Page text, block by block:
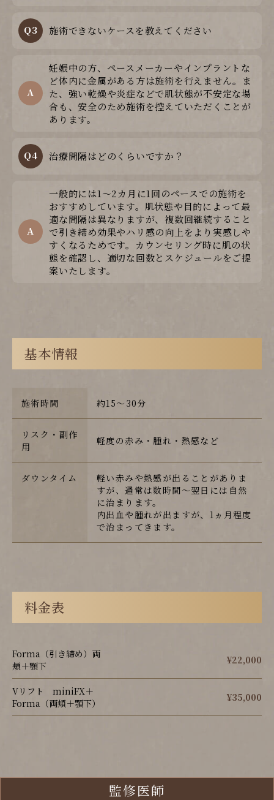
Q3 施術できないケースを教えてください
A
妊娠中の方、ペースメーカーやインプラントな
ど体内に金属がある方は施術を行えません。ま
た、強い乾燥や炎症などで肌状態が不安定な場
合も、安全のため施術を控えていただくことが
あります。
Q4 治療間隔はどのくらいですか？
A
一般的には1～2カ月に1回のペースでの施術を
おすすめしています。肌状態や目的によって最
適な間隔は異なりますが、複数回継続すること
で引き締め効果やハリ感の向上をより実感しや
すくなるためです。カウンセリング時に肌の状
態を確認し、適切な回数とスケジュールをご提
案いたします。
基本情報
施術時間 約15〜30分
リスク・副作
用
軽度の赤み・腫れ・熱感など
ダウンタイム
軽い赤みや熱感が出ることがありま
すが、通常は数時間〜翌日には自然
に治まります。
内出血や腫れが出ますが、1ヵ月程度
で治まってきます。
料金表
Forma（引き締め）両
頬＋顎下
¥22,000
Vリフト miniFX＋
Forma（両頬＋顎下）
¥35,000
監修医師